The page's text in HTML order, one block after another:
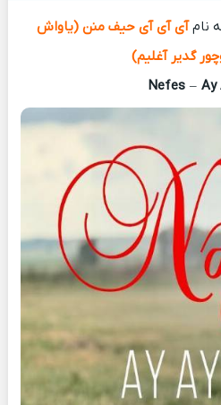
نامآی آی آی حیف منن (یاواش
گدیر آغلیم)
Nefes – Ay